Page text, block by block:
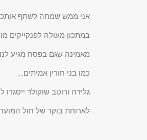
אני ממש שמחה לשתף
במתכון מעולה לפנקייקים
מאמינה שגם בפסח מגיע
כמו בני חורין אמיתים…
גלידה ורוטב שוקולד
לארוחת בוקר של חול